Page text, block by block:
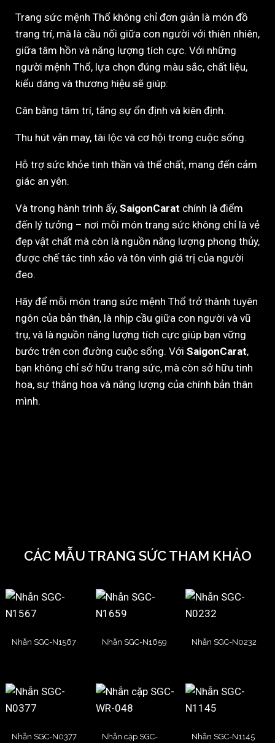
Trang sức mệnh Thổ không chỉ đơn giản là món đồ
trang trí, mà là cầu nối giữa con người với thiên nhiên,
giữa tâm hồn và năng lượng tích cực. Với những
người mệnh Thổ, lựa chọn đúng màu sắc, chất liệu,
kiểu dáng và thương hiệu sẽ giúp:
Cân bằng tâm trí, tăng sự ổn định và kiên định.
Thu hút vận may, tài lộc và cơ hội trong cuộc sống.
Hỗ trợ sức khỏe tinh thần và thể chất, mang đến cảm
giác an yên.
Và trong hành trình ấy, SaigonCarat chính là điểm
đến lý tưởng – nơi mỗi món trang sức không chỉ là vẻ
đẹp vật chất mà còn là nguồn năng lượng phong thủy,
được chế tác tinh xảo và tôn vinh giá trị của người
đeo.
Hãy để mỗi món trang sức mệnh Thổ trở thành tuyên
ngôn của bản thân, là nhịp cầu giữa con người và vũ
trụ, và là nguồn năng lượng tích cực giúp bạn vững
bước trên con đường cuộc sống. Với SaigonCarat,
bạn không chỉ sở hữu trang sức, mà còn sở hữu tinh
hoa, sự thăng hoa và năng lượng của chính bản thân
mình.
CÁC MẪU TRANG SỨC THAM KHẢO
Nhẫn SGC-N1567 Nhẫn SGC-N1659 Nhẫn SGC-N0232
Nhẫn SGC-N0377
Nhẫn cặp SGC-
Nhẫn SGC-N1145